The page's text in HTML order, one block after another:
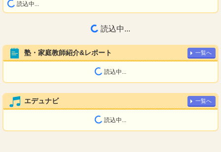
読込中...
読込中...
塾・家庭教師紹介&レポート 一覧へ
読込中...
エデュナビ 一覧へ
読込中...